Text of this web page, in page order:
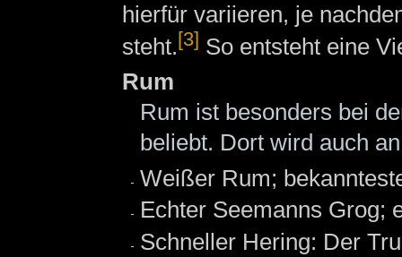
hierfür variieren, je
steht. [3] So entsteht eine
Rum
Rum ist besonders bei
beliebt. Dort wird auch
Weißer Rum;
Echter Seemanns Grog;
Schneller Hering: Der